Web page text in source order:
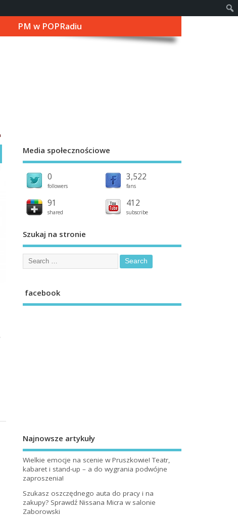
PM w POPRadiu
Media społecznościowe
0
followers
3,522
fans
91
shared
412
subscribe
Szukaj na stronie
facebook
Najnowsze artykuły
Wielkie emocje na scenie w Pruszkowie! Teatr,
kabaret i stand-up – a do wygrania podwójne
zaproszenia!
Szukasz oszczędnego auta do pracy i na
zakupy? Sprawdź Nissana Micra w salonie
Zaborowski